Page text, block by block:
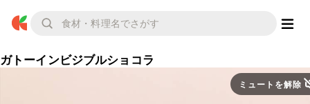
ガトーインビジブルショコラ
ミュートを解除